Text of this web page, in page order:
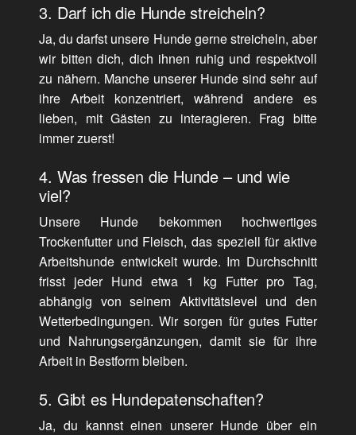
3. Darf ich die Hunde streicheln?
Ja, du darfst unsere Hunde gerne streicheln, aber
wir bitten dich, dich ihnen ruhig und respektvoll
zu nähern. Manche unserer Hunde sind sehr auf
ihre Arbeit konzentriert, während andere es
lieben, mit Gästen zu interagieren. Frag bitte
immer zuerst!
4. Was fressen die Hunde – und wie
viel?
Unsere Hunde bekommen hochwertiges
Trockenfutter und Fleisch, das speziell für aktive
Arbeitshunde entwickelt wurde. Im Durchschnitt
frisst jeder Hund etwa 1 kg Futter pro Tag,
abhängig von seinem Aktivitätslevel und den
Wetterbedingungen. Wir sorgen für gutes Futter
und Nahrungsergänzungen, damit sie für ihre
Arbeit in Bestform bleiben.
5. Gibt es Hundepatenschaften?
Ja, du kannst einen unserer Hunde über ein